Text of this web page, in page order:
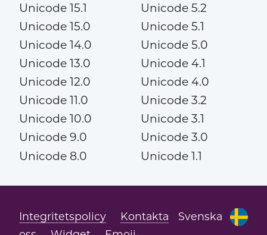
Unicode 15.1
Unicode 15.0
Unicode 14.0
Unicode 13.0
Unicode 12.0
Unicode 11.0
Unicode 10.0
Unicode 9.0
Unicode 8.0
Unicode 5.2
Unicode 5.1
Unicode 5.0
Unicode 4.1
Unicode 4.0
Unicode 3.2
Unicode 3.1
Unicode 3.0
Unicode 1.1
Svenska
Integritetspolicy
Kontakta